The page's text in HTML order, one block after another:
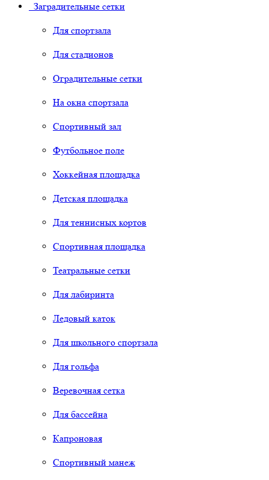
Заградительные сетки
Для спортзала
Для стадионов
Оградительные сетки
На окна спортзала
Спортивный зал
Футбольное поле
Хоккейная площадка
Детская площадка
Для теннисных кортов
Спортивная площадка
Театральные сетки
Для лабиринта
Ледовый каток
Для школьного спортзала
Для гольфа
Веревочная сетка
Для бассейна
Капроновая
Спортивный манеж